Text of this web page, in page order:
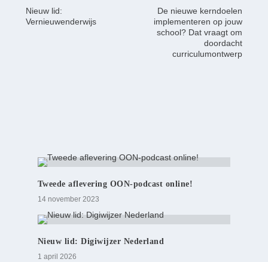
Nieuw lid:
Vernieuwenderwijs
De nieuwe kerndoelen
implementeren op jouw
school? Dat vraagt om
doordacht
curriculumontwerp
Tweede aflevering OON-podcast online!
14 november 2023
Nieuw lid: Digiwijzer Nederland
1 april 2026